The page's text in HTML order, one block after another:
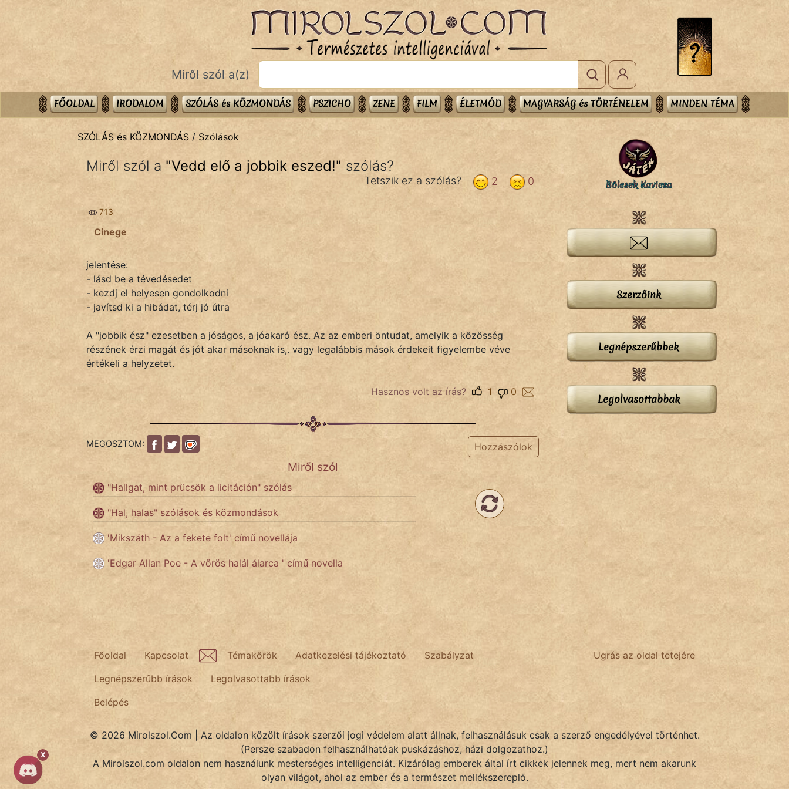
X
Bibliai
Közmondások
Szóláscsoportok
KÖZMONDÁS
FILM
Népszerű szerzőink:
fantom
Láron Ádám
vörös ördög
nagyöreg
Miről szól a(z)
FŐOLDAL IRODALOM SZÓLÁS és KÖZMONDÁS PSZICHO ZENE FILM ÉLETMÓD MAGYARSÁG és TÖRTÉNELEM MINDEN TÉMA
SZÓLÁS és KÖZMONDÁS / Szólások
Miről szól a "Vedd elő a jobbik eszed!" szólás?
0
2
Tetszik ez a szólás?
713
Cinege
jelentése:
- lásd be a tévedésedet
- kezdj el helyesen gondolkodni
- javítsd ki a hibádat, térj jó útra
A "jobbik ész" ezesetben a jóságos, a jóakaró ész. Az az emberi öntudat, amelyik a közösség
részének érzi magát és jót akar másoknak is,. vagy legalábbis mások érdekeit figyelembe véve
értékeli a helyzetet.
Hasznos volt az írás? 0
1
MEGOSZTOM: Hozzászólok
Miről szól
"Hallgat, mint prücsök a licitáción" szólás
"Hal, halas" szólások és közmondások
'Mikszáth - Az a fekete folt' című novellája
'Edgar Allan Poe - A vörös halál álarca ' című novella
Bölcsek Kavicsa
Szerzőink
Legnépszerűbbek
Legolvasottabbak
Ugrás az oldal tetejére
Főoldal Kapcsolat Témakörök Adatkezelési tájékoztató
Szabályzat
Legnépszerűbb írások
Legolvasottabb írások
Belépés
© 2026 Mirolszol.Com | Az oldalon közölt írások szerzői jogi védelem alatt állnak, felhasználásuk csak a szerző engedélyével történhet.
(Persze szabadon felhasználhatóak puskázáshoz, házi dolgozathoz.)
A Mirolszol.com oldalon nem használunk mesterséges intelligenciát. Kizárólag emberek által írt cikkek jelennek meg, mert nem akarunk
olyan világot, ahol az ember és a természet mellékszereplő.